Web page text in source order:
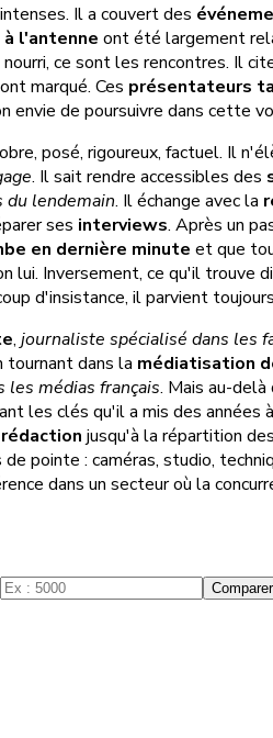
Il a couvert des
l'antenne ont été largement
ce sont les rencontres. Il
marqué. Ces présentateurs
envie de poursuivre dans cette
posé, rigoureux, factuel. Il
. Il sait rendre accessibles des
du lendemain. Il échange avec la
ses interviews. Après un
en dernière minute et que
lui. Inversement, ce qu'il trouve
d'insistance, il parvient
, journaliste spécialisé dans les
tournant dans la médiatisation
les médias français. Mais au-delà
les clés qu'il a mis des années
jusqu'à la répartition
pointe : caméras, studio,
dans un secteur où la
Comparer